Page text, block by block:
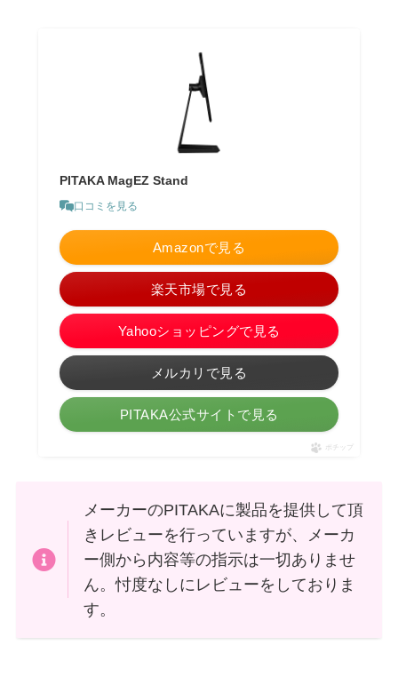
PITAKA MagEZ Stand
口コミを見る
Amazonで見る
楽天市場で見る
Yahooショッピングで見る
メルカリで見る
PITAKA公式サイトで見る
ポチップ
メーカーのPITAKAに製品を提供して頂
きレビューを行っていますが、メーカ
ー側から内容等の指示は一切ありませ
ん。忖度なしにレビューをしておりま
す。